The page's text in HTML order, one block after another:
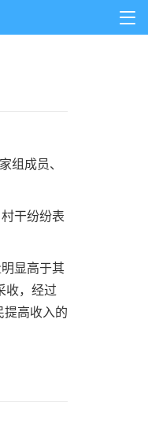
组成员、
干纷纷表
显高于其
收，经过
提高收入的